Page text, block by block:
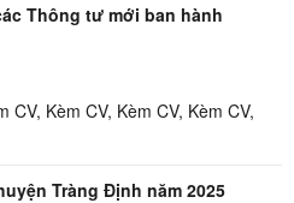
Thông tư mới ban hành
CV, Kèm CV, Kèm CV, Kèm CV,
Tràng Định năm 2025